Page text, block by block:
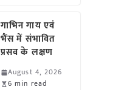
गाभिन गाय एवं
भैंस में संभावित
प्रसव के लक्षण
August 4, 2026
6 min read